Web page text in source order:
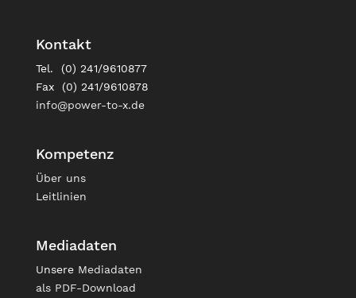
Kontakt
Tel. (0) 241/9610877
Fax (0) 241/9610878
info@power-to-x.de
Kompetenz
Über uns
Leitlinien
Mediadaten
Unsere Mediadaten
als PDF-Download